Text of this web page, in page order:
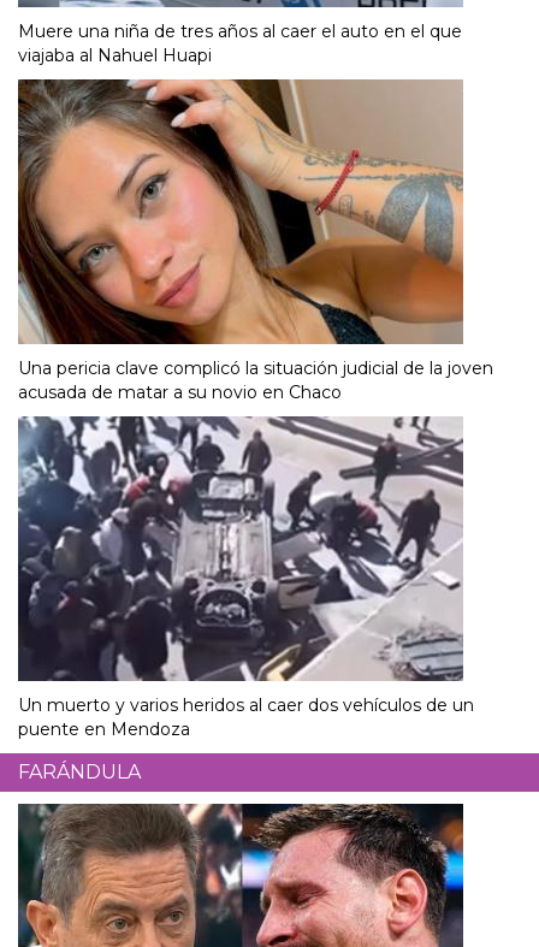
Muere una niña de tres años al caer el auto en el que
viajaba al Nahuel Huapi
Una pericia clave complicó la situación judicial de la joven
acusada de matar a su novio en Chaco
Un muerto y varios heridos al caer dos vehículos de un
puente en Mendoza
FARÁNDULA